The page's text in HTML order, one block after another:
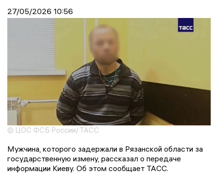
27/05/2026 10:56
© ЦОС ФСБ России/ ТАСС
Мужчина, которого задержали в Рязанской области за
государственную измену, рассказал о передаче
информации Киеву. Об этом сообщает ТАСС.